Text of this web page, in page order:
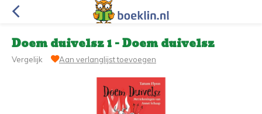
Doem duivelsz 1 - Doem duivelsz
Vergelijk Aan verlanglijst toevoegen